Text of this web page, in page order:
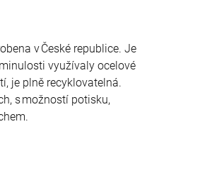
v České republice. Je
využívaly ocelové
je plně recyklovatelná.
s možností potisku,